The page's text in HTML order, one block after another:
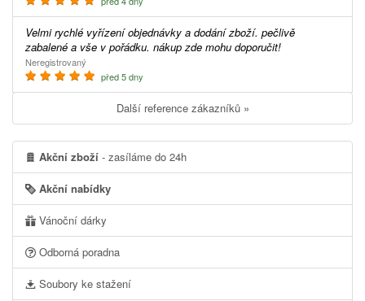
Velmi rychlé vyřízení objednávky a dodání zboží. pečlivě
zabalené a vše v pořádku. nákup zde mohu doporučit!
Neregistrovaný
před 5 dny
Další reference zákazníků »
Akční zboží - zasíláme do 24h
Akční nabídky
Vánoční dárky
Odborná poradna
Soubory ke stažení